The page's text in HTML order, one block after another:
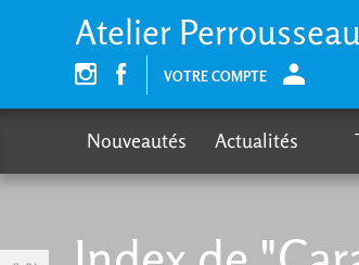
Atelier
VOTRE COMPTE
Nouveautés Actualités
Panel de gestión de cookies